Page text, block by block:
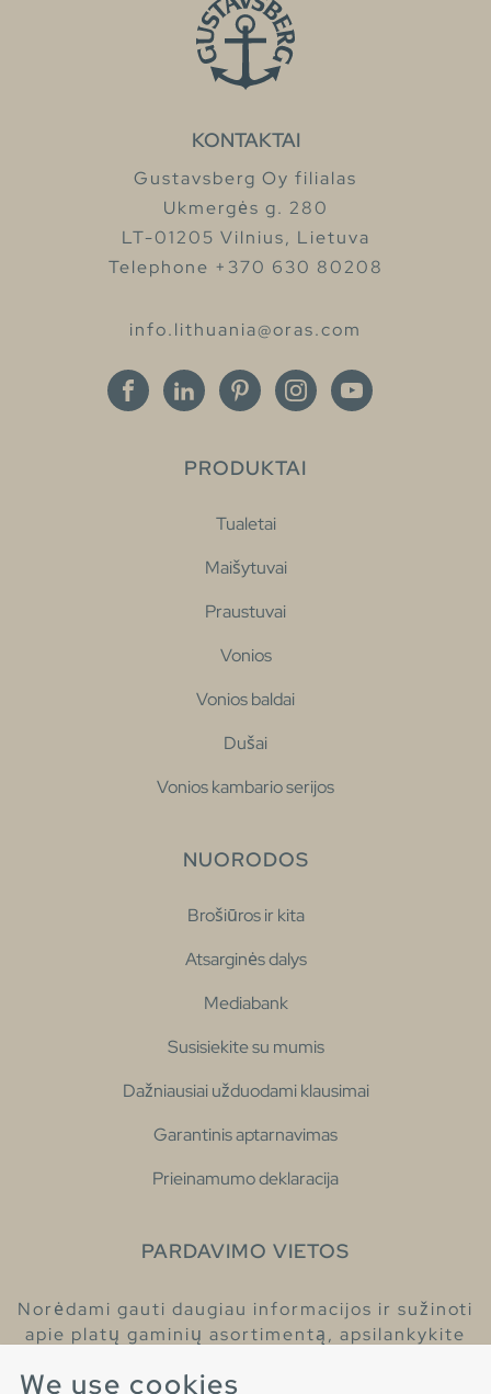
We use cookies
KONTAKTAI
Gustavsberg Oy filialas
Ukmergės g. 280
LT-01205 Vilnius, Lietuva
Telephone +370 630 80208
info.lithuania@oras.com
PRODUKTAI
Tualetai
Maišytuvai
Praustuvai
Vonios
Vonios baldai
Dušai
Vonios kambario serijos
NUORODOS
Brošiūros ir kita
Atsarginės dalys
Mediabank
Susisiekite su mumis
Dažniausiai užduodami klausimai
Garantinis aptarnavimas
Prieinamumo deklaracija
PARDAVIMO VIETOS
Norėdami gauti daugiau informacijos ir sužinoti
apie platų gaminių asortimentą, apsilankykite